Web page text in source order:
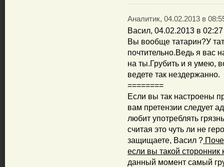
Аналитик, 04.02.2013 в
Васил, 04.02.2013 в 02:27
Вы вообще татарин?У
почтительно.Ведь я вас
на ты.Грубить и я умею,
ведете так нездержанно.
========
Если вы так настроены
вам претензии следует
любит употреблять
считая это чуть ли не
защищаете, Васил ?
если вы такой сторонник
данный момент самый